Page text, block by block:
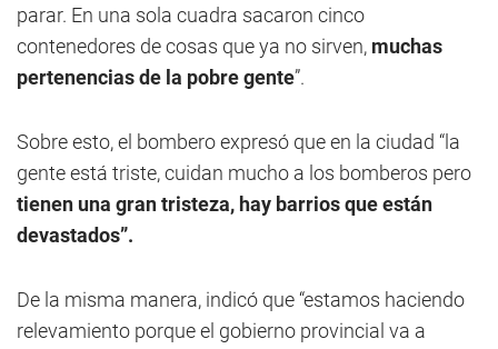
parar. En una sola cuadra sacaron cinco
contenedores de cosas que ya no sirven, muchas
pertenencias de la pobre gente”.
Sobre esto, el bombero expresó que en la ciudad “la
gente está triste, cuidan mucho a los bomberos pero
tienen una gran tristeza, hay barrios que están
devastados”.
De la misma manera, indicó que “estamos haciendo
relevamiento porque el gobierno provincial va a